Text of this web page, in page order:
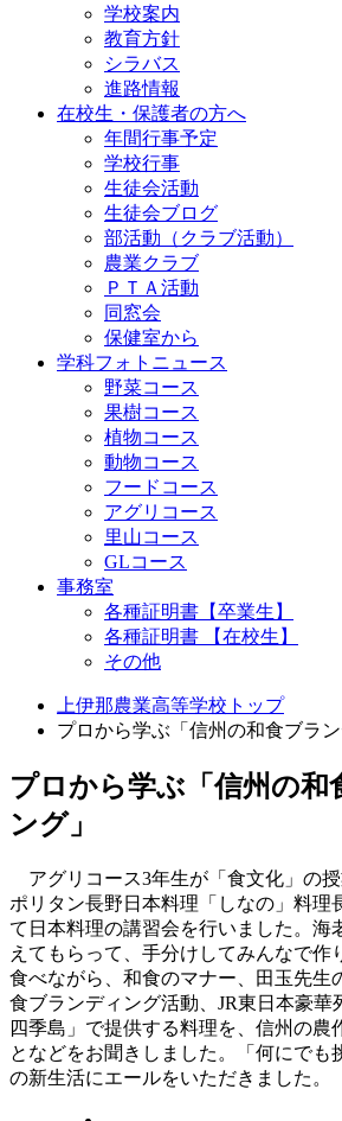
学校案内
教育方針
シラバス
進路情報
在校生・保護者の方へ
年間行事予定
学校行事
生徒会活動
生徒会ブログ
部活動（クラブ活動）
農業クラブ
ＰＴＡ活動
同窓会
保健室から
学科フォトニュース
野菜コース
果樹コース
植物コース
動物コース
フードコース
アグリコース
里山コース
GLコース
事務室
各種証明書【卒業生】
各種証明書 【在校生】
その他
上伊那農業高等学校トップ
プロから学ぶ「信州の和食ブラン
プロから学ぶ「信州の和
ング」
アグリコース3年生が「食文化」の
ポリタン長野日本料理「しなの」料理
て日本料理の講習会を行いました。海
えてもらって、手分けしてみんなで作
食べながら、和食のマナー、田玉先生
食ブランディング活動、JR東日本豪華
四季島」で提供する料理を、信州の農
となどをお聞きしました。「何にでも
の新生活にエールをいただきました。